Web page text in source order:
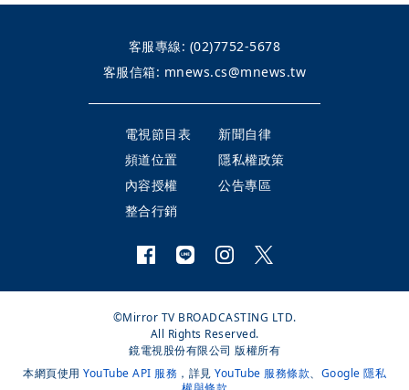
客服專線: (02)7752-5678
客服信箱: mnews.cs@mnews.tw
電視節目表
新聞自律
頻道位置
隱私權政策
內容授權
公告專區
整合行銷
©Mirror TV BROADCASTING LTD.
All Rights Reserved.
鏡電視股份有限公司 版權所有
本網頁使用 YouTube API 服務 ，詳見 YouTube 服務條款、 Google 隱私